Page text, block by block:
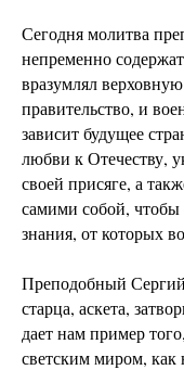
Сегодня молитва
непременно
вразумлял
правительство, и
зависит будущее
любви к Отечеству,
своей присяге, а
самими собой, чтобы
знания, от которых
Преподобный
старца, аскета,
дает нам пример
светским миром,